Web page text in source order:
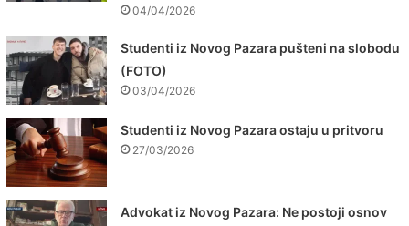
04/04/2026
Studenti iz Novog Pazara pušteni na slobodu
(FOTO)
03/04/2026
Studenti iz Novog Pazara ostaju u pritvoru
27/03/2026
Advokat iz Novog Pazara: Ne postoji osnov